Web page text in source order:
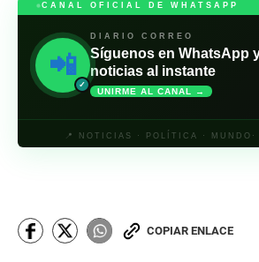
CANAL OFICIAL DE WHATSAPP
📲
✓
DIARIO CORREO
Síguenos en WhatsApp
noticias al instante
UNIRME AL CANAL →
📍 NOTICIAS · POLÍTICA ·
COPIAR ENLACE